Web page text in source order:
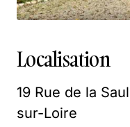
Localisation
19 Rue de la
sur-Loire